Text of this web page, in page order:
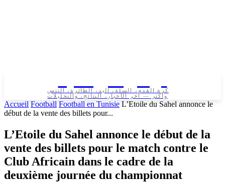
كرة القدم، السلة، اليد، الطائرة، التنس
وأكثر — آخر الأخبار، النتائج، والتحليلات
Accueil Football Football en Tunisie L’Etoile du Sahel annonce le
début de la vente des billets pour...
L’Etoile du Sahel annonce le début de la
vente des billets pour le match contre le
Club Africain dans le cadre de la
deuxième journée du championnat